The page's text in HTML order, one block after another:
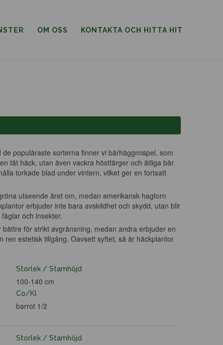
OM OSS KONTAKTA OCH HITTA HIT
populäraste sorterna finner vi bärhäggmispel, som
tät häck, utan även vackra höstfärger och ätliga bär.
torkade blad under vintern, vilket ger en fortsatt
utseende året om, medan amerikansk hagtorn
erbjuder inte bara avskildhet och skydd, utan blir
och insekter.
för strikt avgränsning, medan andra erbjuder en
estetisk tillgång. Oavsett syftet, så är häckplantor
Storlek / Stamhöjd
100-140 cm
Co/Kl
barrot 1/2
Storlek / Stamhöjd